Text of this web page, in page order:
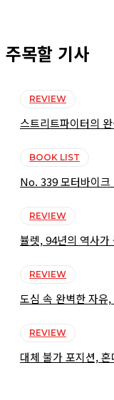
주목할 기사
REVIEW
스트리트파이터의
BOOK LIST
No. 339 모터바이크
REVIEW
뷸렛, 94년의 역사가
REVIEW
도심 속 완벽한 자유
REVIEW
대체 불가 포지션,